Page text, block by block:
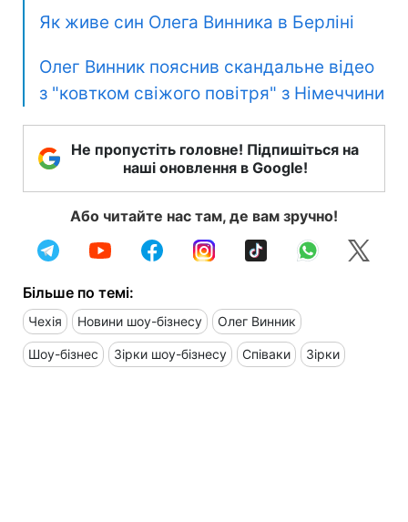
Як живе син Олега Винника в Берліні
Олег Винник пояснив скандальне відео
з "ковтком свіжого повітря" з Німеччини
Не пропустіть головне! Підпишіться на
наші оновлення в Google!
Або читайте нас там, де вам зручно!
Більше по темі:
Чехія Новини шоу-бізнесу Олег Винник
Шоу-бізнес Зірки шоу-бізнесу Співаки Зірки